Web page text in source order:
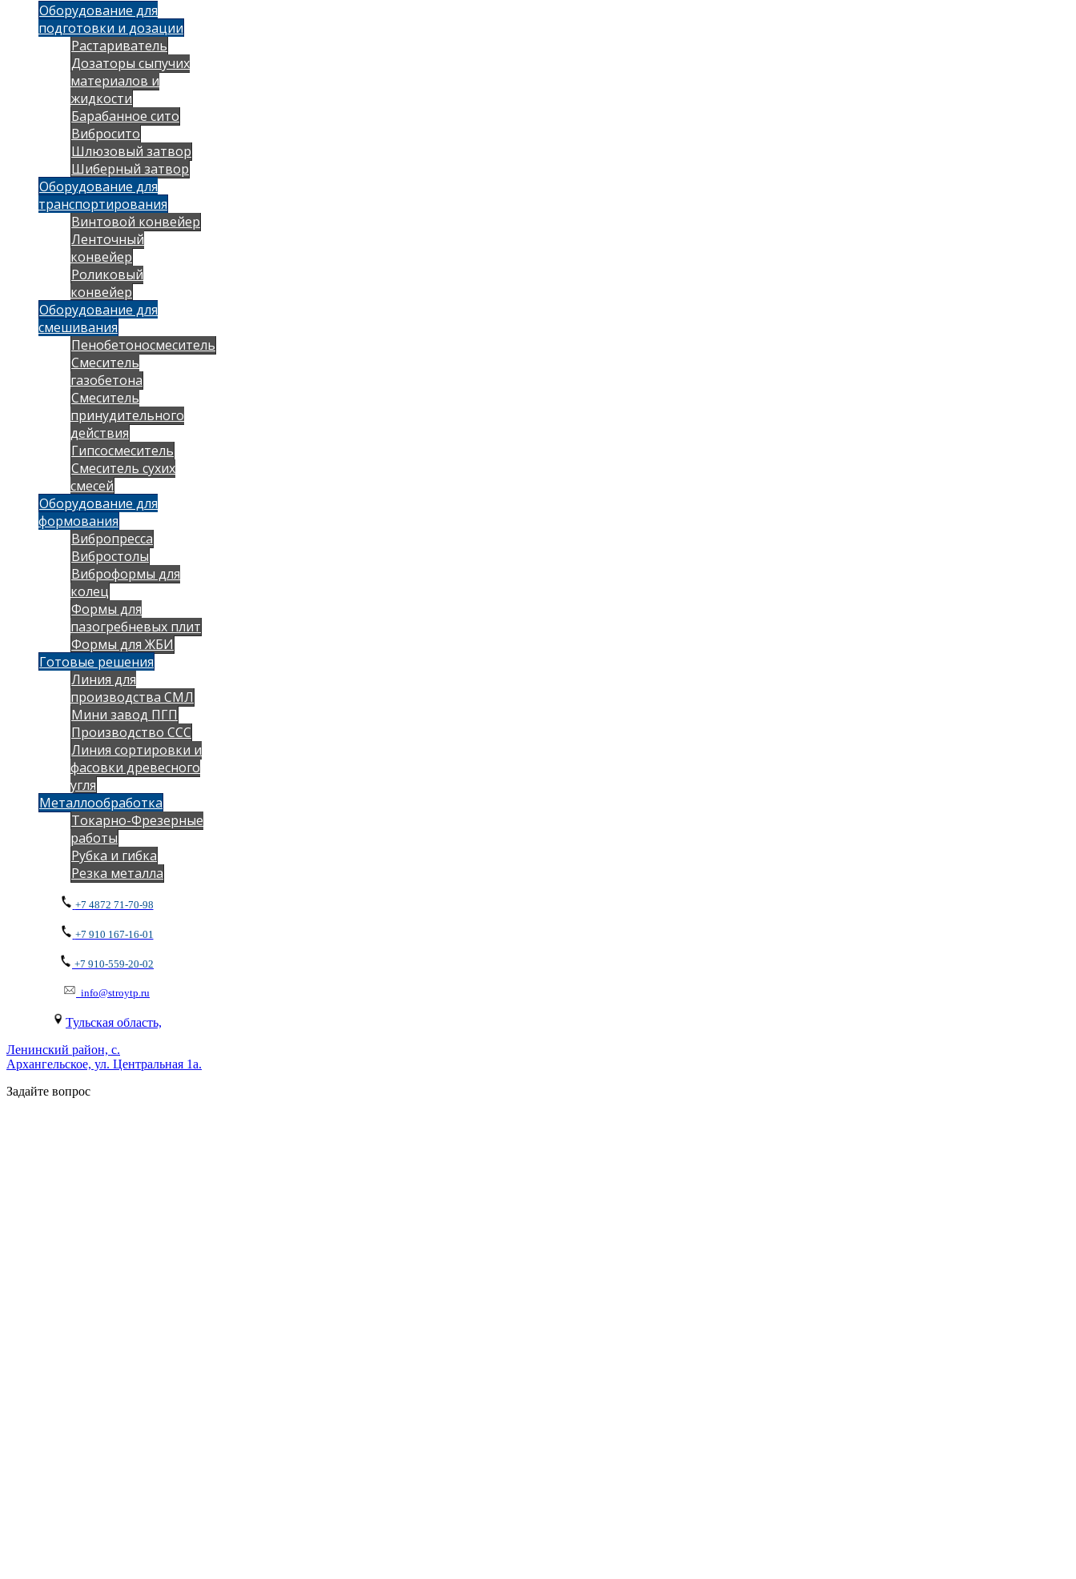
Оборудование для
подготовки и дозации
Растариватель
Дозаторы сыпучих
материалов и
жидкости
Барабанное сито
Вибросито
Шлюзовый затвор
Шиберный затвор
Оборудование для
транспортирования
Винтовой конвейер
Ленточный
конвейер
Роликовый
конвейер
Оборудование для
смешивания
Пенобетоносмеситель
Смеситель
газобетона
Смеситель
принудительного
действия
Гипсосмеситель
Смеситель сухих
смесей
Оборудование для
формования
Вибропресса
Вибростолы
Виброформы для
колец
Формы для
пазогребневых плит
Формы для ЖБИ
Готовые решения
Линия для
производства СМЛ
Мини завод ПГП
Производство ССС
Линия сортировки и
фасовки древесного
угля
Металлообработка
Токарно-Фрезерные
работы
Рубка и гибка
Резка металла
+7 4872 71-70-98
+7 910 167-16-01
+7 910-559-20-02
info@stroytp.ru
Тульская область,
Ленинский район, с.
Архангельское, ул. Центральная 1а.
Задайте вопрос